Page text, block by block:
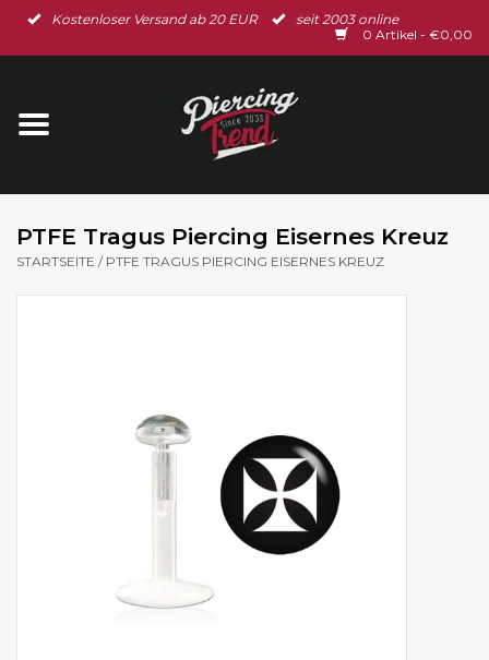
Kostenloser Versand ab 20 EUR
seit 2003 online
0 Artikel - €0,00
Startseite
Ohrschmuck
PTFE Tragus Piercing Eisernes Kreuz
STARTSEITE / PTFE TRAGUS PIERCING EISERNES KREUZ